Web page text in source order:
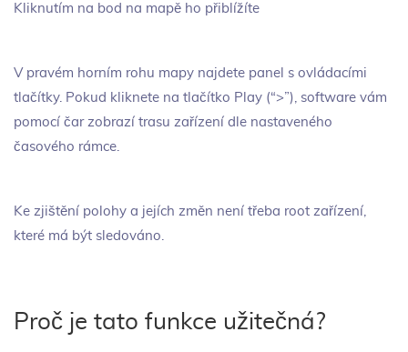
Kliknutím na bod na mapě ho přiblížíte
V pravém horním rohu mapy najdete panel s ovládacími
tlačítky. Pokud kliknete na tlačítko Play (“>”), software vám
pomocí čar zobrazí trasu zařízení dle nastaveného
časového rámce.
Ke zjištění polohy a jejích změn není třeba root zařízení,
které má být sledováno.
Proč je tato funkce užitečná?